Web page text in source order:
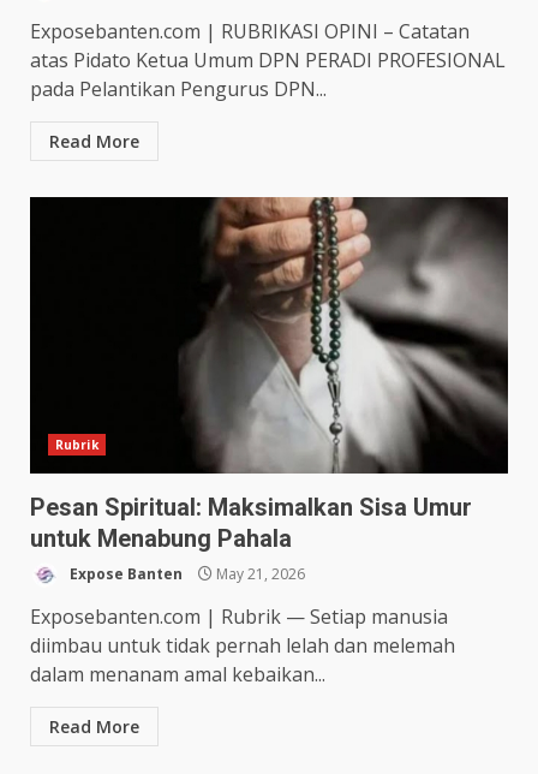
Exposebanten.com | RUBRIKASI OPINI – Catatan
atas Pidato Ketua Umum DPN PERADI PROFESIONAL
pada Pelantikan Pengurus DPN...
Read More
Rubrik
Pesan Spiritual: Maksimalkan Sisa Umur
untuk Menabung Pahala
Expose Banten May 21, 2026
Exposebanten.com | Rubrik — Setiap manusia
diimbau untuk tidak pernah lelah dan melemah
dalam menanam amal kebaikan...
Read More